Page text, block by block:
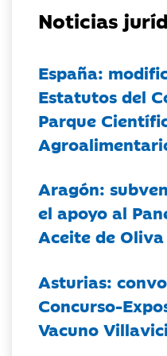
Noticias
España:
Estatutos del
Parque
Aragón:
el apoyo al
Aceite de
Asturias:
Concurso-
Vacuno